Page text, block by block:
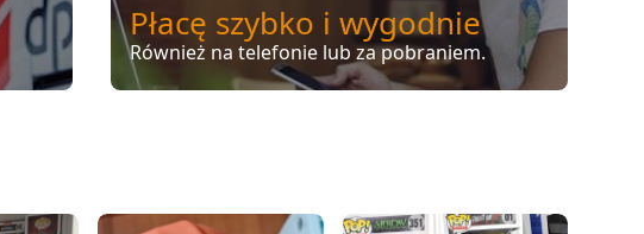
Płacę szybko i wygodnie
Również na telefonie lub za pobraniem.